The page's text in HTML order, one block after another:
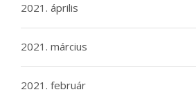
2021. április
2021. március
2021. február